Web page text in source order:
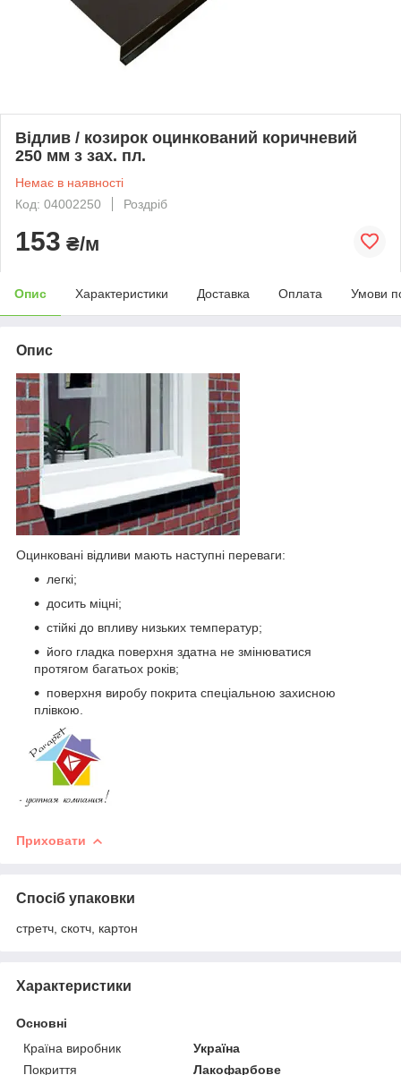
Відлив / козирок оцинкований коричневий
250 мм з зах. пл.
Немає в наявності
Код: 04002250
Роздріб
153 ₴/м
Опис Характеристики Доставка Оплата Умови
Опис
Оцинковані відливи мають наступні переваги:
легкі;
досить міцні;
стійкі до впливу низьких температур;
його гладка поверхня здатна не змінюватися
протягом багатьох років;
поверхня виробу покрита спеціальною захисною
плівкою.
Приховати
Спосіб упаковки
стретч, скотч, картон
Характеристики
Основні
Країна виробник
Україна
Покриття
Лакофарбове